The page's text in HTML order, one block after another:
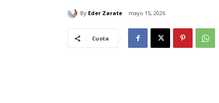
By Eder Zarate mayo 15, 2026
Cuota